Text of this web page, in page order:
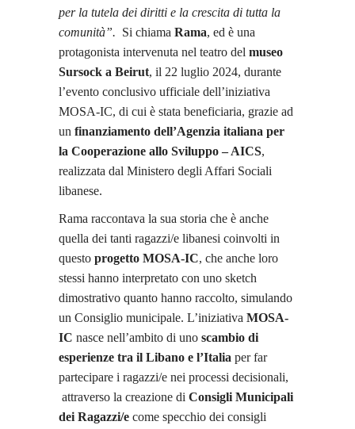
per la tutela dei diritti e la crescita di tutta la
comunità”. Si chiama Rama, ed è una
protagonista intervenuta nel teatro del museo
Sursock a Beirut, il 22 luglio 2024, durante
l’evento conclusivo ufficiale dell’iniziativa
MOSA-IC, di cui è stata beneficiaria, grazie ad
un finanziamento dell’Agenzia italiana per
la Cooperazione allo Sviluppo – AICS,
realizzata dal Ministero degli Affari Sociali
libanese.
Rama raccontava la sua storia che è anche
quella dei tanti ragazzi/e libanesi coinvolti in
questo progetto MOSA-IC, che anche loro
stessi hanno interpretato con uno sketch
dimostrativo quanto hanno raccolto, simulando
un Consiglio municipale. L’iniziativa MOSA-
IC nasce nell’ambito di uno scambio di
esperienze tra il Libano e l’Italia per far
partecipare i ragazzi/e nei processi decisionali,
attraverso la creazione di Consigli Municipali
dei Ragazzi/e come specchio dei consigli